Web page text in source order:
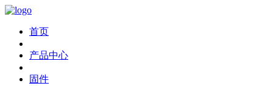
首页
产品中心
固件